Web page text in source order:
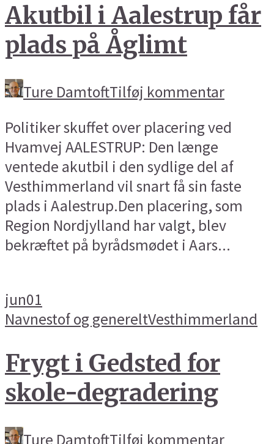
Akutbil i Aalestrup får
plads på Åglimt
Ture DamtoftTilføj kommentar
Politiker skuffet over placering ved
Hvamvej AALESTRUP: Den længe
ventede akutbil i den sydlige del af
Vesthimmerland vil snart få sin faste
plads i Aalestrup.Den placering, som
Region Nordjylland har valgt, blev
bekræftet på byrådsmødet i Aars...
jun01
Navnestof og genereltVesthimmerland
Frygt i Gedsted for
skole-degradering
Ture DamtoftTilføj kommentar